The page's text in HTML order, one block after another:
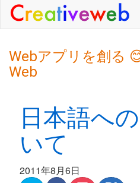
Webアプリを創る
Web
日本語へ
いて
2011年8月6日